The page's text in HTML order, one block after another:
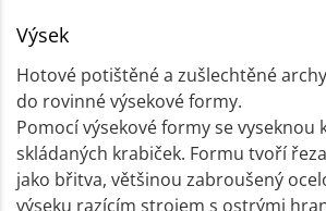
Výsek
Hotové potištěné a zušlechtěné
do rovinné výsekové formy.
Pomocí výsekové formy se vyseknou
skládaných krabiček. Formu tvoří
jako břitva, většinou zabroušený
výseku razícím strojem s ostrými